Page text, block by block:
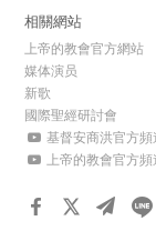
相關網站
上帝的教會官方網站
媒体演员
新歌
國際聖經研討會
基督安商洪官方頻
上帝的教會官方頻